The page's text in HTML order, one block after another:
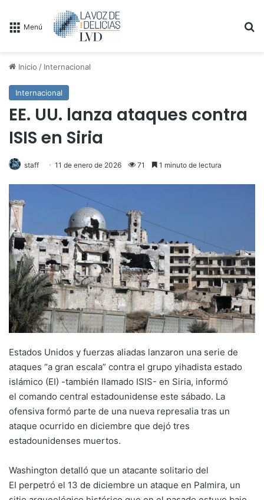
Menú
Inicio / Internacional
Internacional
EE. UU. lanza ataques contra
ISIS en Siria
staff 11 de enero de 2026 71 1 minuto de lectura
Estados Unidos y fuerzas aliadas lanzaron una serie de
ataques “a gran escala” contra el grupo yihadista estado
islámico (EI) -también llamado ISIS- en Siria, informó
el comando central estadounidense este sábado. La
ofensiva formó parte de una nueva represalia tras un
ataque ocurrido en diciembre que dejó tres
estadounidenses muertos.
Washington detalló que un atacante solitario del
EI perpetró el 13 de diciembre un ataque en Palmira, un